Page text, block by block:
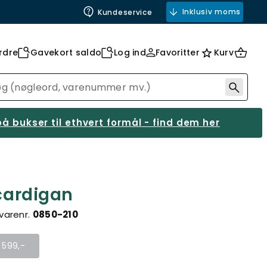
Kundeservice Inklusiv moms
Gavekort saldo Log ind Favoritter Kurv
bukser til ethvert formål - find dem her
0850-210